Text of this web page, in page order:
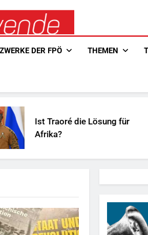
DER FPÖ THEMEN
Ist Traoré die Lösung für
Afrika?